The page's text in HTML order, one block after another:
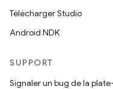
Télécharger Studio
Android NDK
SUPPORT
Signaler un bug de la